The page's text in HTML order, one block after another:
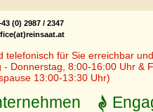
(0) 2987 / 2347
telefonisch für Sie erreichbar
- Donnerstag, 8:00-16:00 Uhr &
13:00-13:30 Uhr)